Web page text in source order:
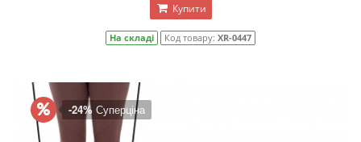
Купити
На складі Код товару: XR-0447
-24% Суперціна